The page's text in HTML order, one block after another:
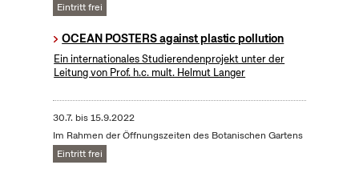
Eintritt frei
OCEAN POSTERS against plastic pollution
Ein internationales Studierendenprojekt unter der
Leitung von Prof. h.c. mult. Helmut Langer
30.7. bis15.9.2022
Im Rahmen der Öffnungszeiten des Botanischen Gartens
Eintritt frei